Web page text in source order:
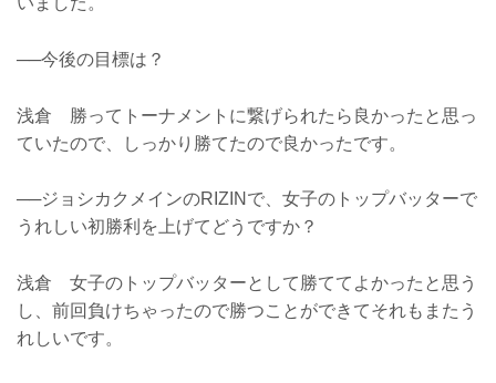
──今後の目標は？
浅倉 勝ってトーナメントに繋げられたら良かったと思っ
ていたので、しっかり勝てたので良かったです。
──ジョシカクメインのRIZINで、女子のトップバッターで
うれしい初勝利を上げてどうですか？
浅倉 女子のトップバッターとして勝ててよかったと思う
し、前回負けちゃったので勝つことができてそれもまたう
れしいです。